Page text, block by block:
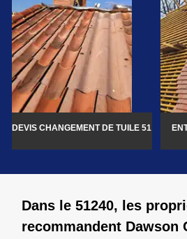
DEVIS CHANGEMENT DE TUILE 51
Dans le 51240, les
recommandent Dawson